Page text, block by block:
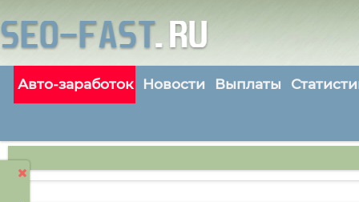
Авто-заработок Новости Выплаты